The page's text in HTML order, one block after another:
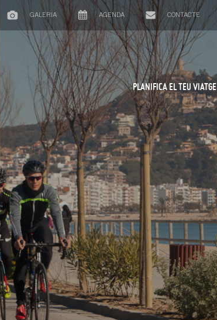
GALERIA AGENDA CONTACTE
PLANIFICA EL TEU VIATGE